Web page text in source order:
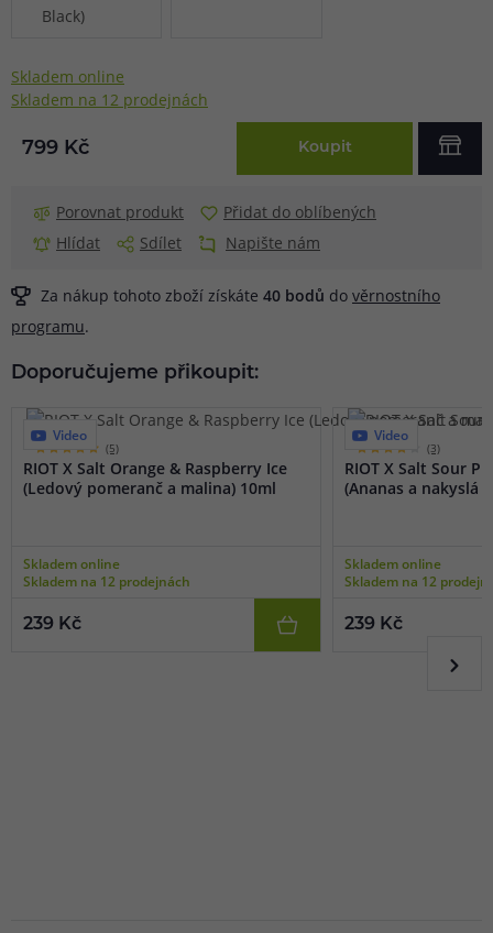
Skladem online
Skladem na 12 prodejnách
799 Kč Koupit
Porovnat produkt
Přidat do oblíbených
Hlídat
Sdílet Napište nám
Za nákup tohoto zboží získáte 40 bodů do věrnostního
programu.
Doporučujeme přikoupit:
Video
(5)
RIOT X Salt Orange & Raspberry Ice
(Ledový pomeranč a malina) 10ml
Skladem online
Skladem na 12 prodejnách
239 Kč
Video
(3)
RIOT X Salt Sour
(Ananas a nakyslá
Skladem online
Skladem na 12
239 Kč